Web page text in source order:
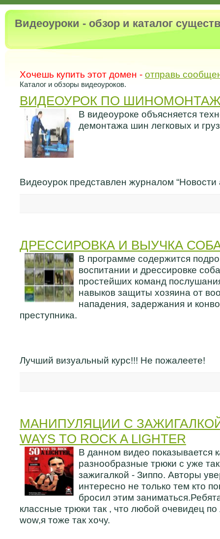
Видеоуроки - обзор и каталог
Хочешь купить этот домен - отправь
Каталог и обзоры видеоуроков.
ВИДЕОУРОК ПО
В видеоуроке объясняется
демонтажа шин легковых и
Видеоурок представлен журналом “Новости
ДРЕССИРОВКА И ВЫУЧКА
В программе содержится
воспитании и дрессировке
простейших команд
навыков защиты хозяина от
нападения, задержания и
преступника.
Лучший визуальный курс!!! Не пожалеете!
МАНИПУЛЯЦИИ С ЗАЖИГАЛКОЙ
WAYS TO ROCK A LIGHTER
В данном видео показывается
разнообразные трюки с уже
зажигалкой - Зиппо. Авторы
интересно не только тем кто
бросил этим
классные трюки так , что любой очевидец
wow,я тоже так хочу.